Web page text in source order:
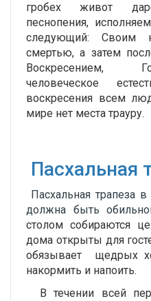
гробех живот
песнопения,
следующий: Своим
смертью, а затем
Воскресением,
человеческое
воскресения всем
мире нет места трауру.
Пасхальная
Пасхальная трапеза
должна быть
столом собираются
дома открыты для
обязывает щедрых
накормить и напоить.
В течении всей